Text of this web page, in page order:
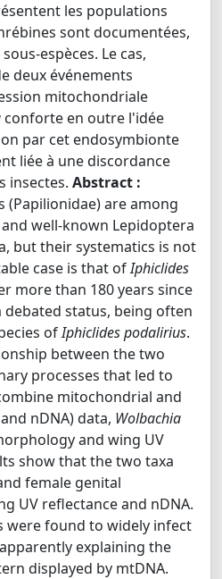
les populations
sont documentées,
espèces. Le cas,
deux événements
mitochondriale
conforte en outre l'idée
par cet endosymbionte
liée à une discordance
insectes. Abstract :
are among
well‐known Lepidoptera
but their systematics is not
case is that ofIphiclides
more than 180 years since
status, being often
ofIphiclides podalirius.
between the two
processes that led to
mitochondrial and
nDNA) data, Wolbachia
and wing UV
show that the two taxa
female genital
UV reflectance and nDNA.
were found to widely infect
explaining the
displayed by mtDNA.